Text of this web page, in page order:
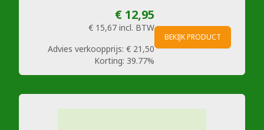
€ 12,95
€ 15,67 incl. BTW
Advies verkoopprijs: € 21,50
Korting: 39.77%
BEKIJK PRODUCT